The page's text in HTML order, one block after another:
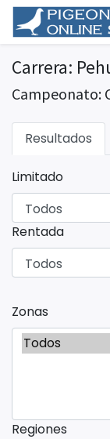
Carrera:
Campeonato:
Resultados
Limitado
Rentada
Zonas
Regiones